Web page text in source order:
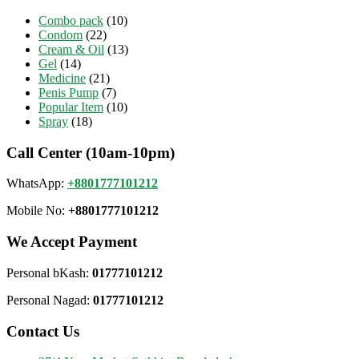
Combo pack (10)
Condom (22)
Cream & Oil (13)
Gel (14)
Medicine (21)
Penis Pump (7)
Popular Item (10)
Spray (18)
Call Center (10am-10pm)
WhatsApp: +8801777101212
Mobile No: +8801777101212
We Accept Payment
Personal bKash: 01777101212
Personal Nagad: 01777101212
Contact Us